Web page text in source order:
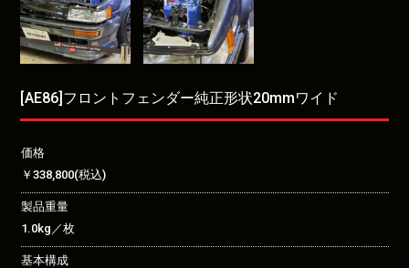
[AE86]フロントフェンダー純正形状20mmワイド
価格
￥338,800(税込)
製品重量
1.0kg／枚
基本構成